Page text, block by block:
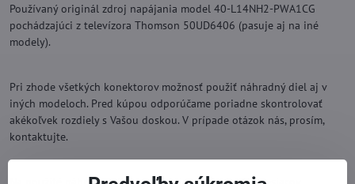
Používaný originál zdroj napájania model 40-L14NH2-PWA1CG
pochádzajúci z televízora Thomson 50UD6406 (pasuje aj na iné
modely).
Pri zhode všetkých konektorov možnosť použiť náhradný diel aj v
iných modeloch. Pred kúpou odporúčame poriadne skontrolovať
akékoľvek rozdiely s Vašou doskou. V prípade otázok nás, prosím,
kontaktujte.